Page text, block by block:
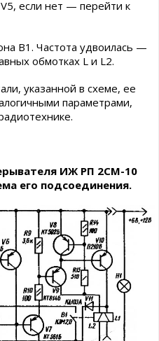
если нет — перейти к
В1. Частота удвоилась —
обмотках L и L2.
указанной в схеме, ее
параметрами,
ИЖ РП 2СМ-10
его подсоединения.